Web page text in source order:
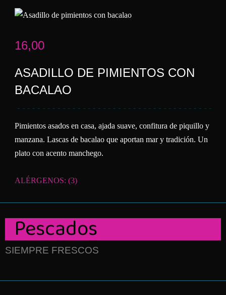
16,00
ASADILLO DE PIMIENTOS CON
BACALAO
Pimientos asados en casa, ajada suave, confitura de piquillo y
manzana. Lascas de bacalao que aportan mar y tradición. Un
plato con acento manchego.
ALÉRGENOS: (3)
Pescados
SIEMPRE FRESCOS